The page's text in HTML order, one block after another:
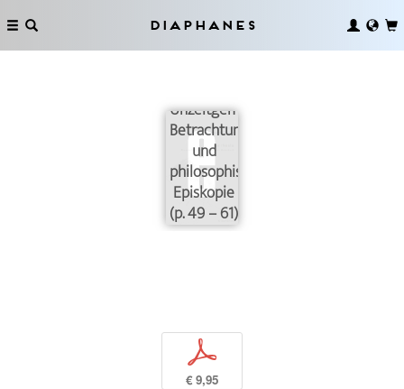
Diaphanes
Unzeitgemäße
Betrachtungen
und
philosophische
Episkopie
(p. 49 – 61)
p
€ 9,95